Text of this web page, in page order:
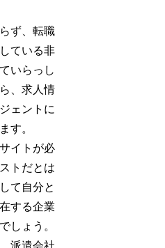
ず、転職
ている非
いらっし
、求人情
ェントに
す。
イトが必
トだとは
て自分と
する企業
しょう。